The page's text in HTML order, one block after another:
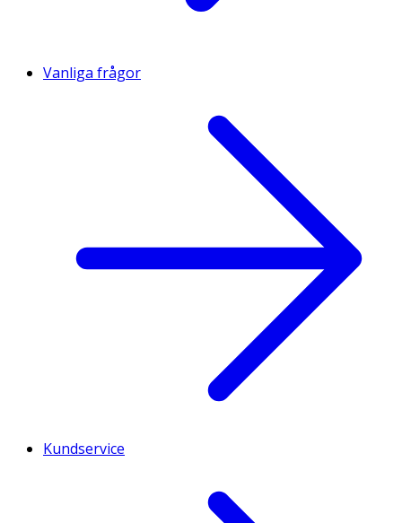
Vanliga frågor
Kundservice